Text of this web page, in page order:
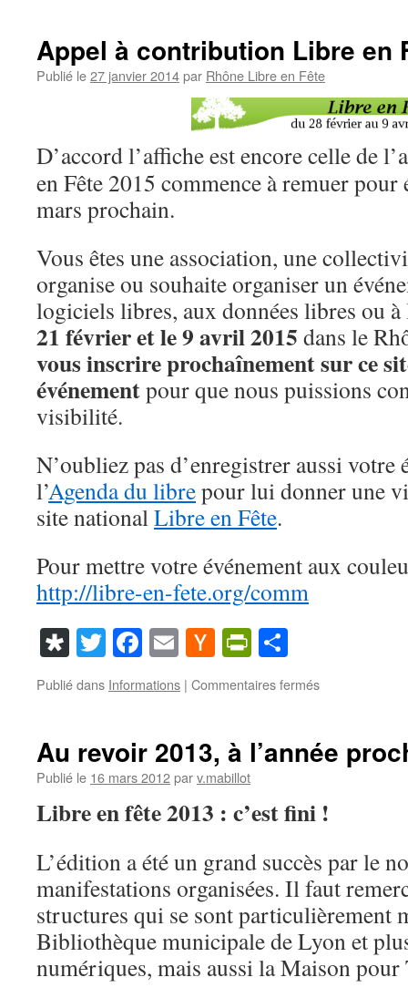
Appel à contribution Libre en
Publié le27 janvier 2014par Rhône Libre en Fête
D’accord l’affiche est encore celle de
en Fête 2015 commence à remuer pour
mars prochain.
Vous êtes une association, une
organise ou souhaite organiser un
logiciels libres, aux données libres ou
21 février et le 9 avril 2015 dans le
vous inscrire prochaînement sur ce
événementpour que nous puissions
visibilité.
N’oubliez pas d’enregistrer aussi votre
l’Agenda du librepour lui donner une
site nationalLibre en Fête.
Pour mettre votre événement aux
http://libre-en-fete.org/comm
Diaspora
TwitterFacebook
EmailHacker
News
PrintFriendly
Publié dans Informations | Commentaires ferméssur
Libre
2015
Au revoir 2013, à l’année
Publié le 16 mars 2012parv.mabillot
Libre en fête 2013 : c’est fini !
L’édition a été un grand succès par le
manifestations organisées. Il faut
structures qui se sont particulièrement
Bibliothèque municipale de Lyon et
numériques, mais aussi la Maison pour